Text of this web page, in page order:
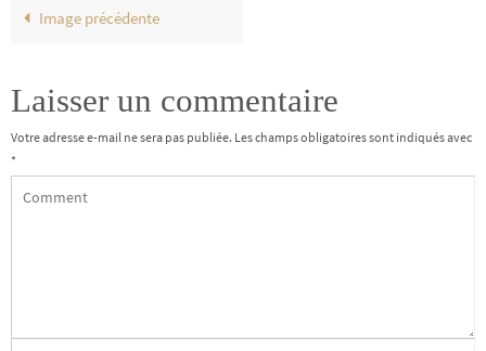
Image précédente
Laisser un commentaire
Votre adresse e-mail ne sera pas publiée. Les champs obligatoires sont indiqués avec
*